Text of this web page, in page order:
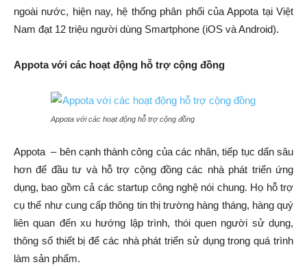
ngoài nước, hiện nay, hệ thống phân phối của Appota tại Việt
Nam đạt 12 triệu người dùng Smartphone (iOS và Android).
Appota với các hoạt động hỗ trợ cộng đồng
Appota với các hoạt động hỗ trợ cộng đồng
Appota – bên cạnh thành công của các nhân, tiếp tục dấn sâu
hơn để đầu tư và hỗ trợ cộng đồng các nhà phát triển ứng
dụng, bao gồm cả các startup công nghệ nói chung. Họ hỗ trợ
cụ thể như cung cấp thông tin thị trường hàng tháng, hàng quý
liên quan đến xu hướng lập trình, thói quen người sử dụng,
thông số thiết bị để các nhà phát triển sử dụng trong quá trình
làm sản phẩm.